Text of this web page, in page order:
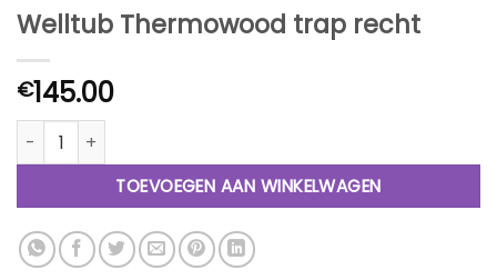
Welltub Thermowood trap recht
€145.00
Welltub Thermowood trap recht aantal
TOEVOEGEN AAN WINKELWAGEN